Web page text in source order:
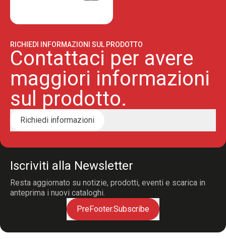
RICHIEDI INFORMAZIONI SUL PRODOTTO
Contattaci per avere
maggiori informazioni
sul prodotto.
Richiedi informazioni
Iscriviti alla Newsletter
Resta aggiornato su notizie, prodotti, eventi e scarica in
anteprima i nuovi cataloghi.
PreFooter.Subscribe